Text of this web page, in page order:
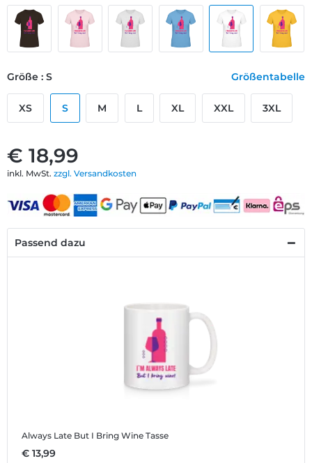
€ 18,99
inkl. MwSt. zzgl. Versandkosten
Größe : S Größentabelle
XS S M L XL XXL 3XL
Passend dazu
Always Late But I Bring Wine Tasse
€ 13,99